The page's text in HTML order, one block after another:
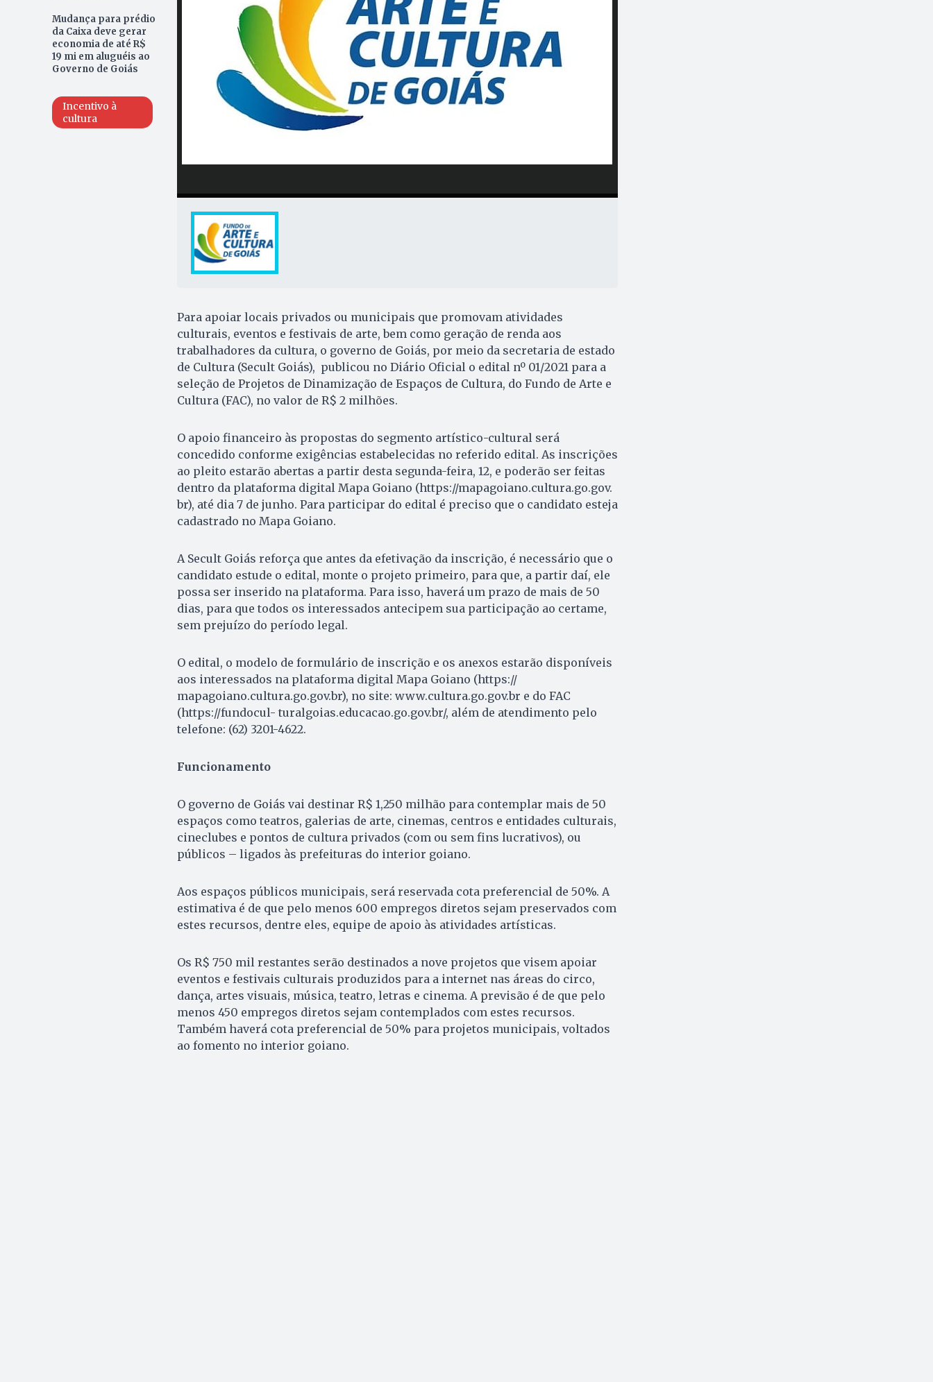
Mudança para prédio
da Caixa deve gerar
economia de até R$
19 mi em aluguéis ao
Governo de Goiás
Incentivo à
cultura
Para apoiar locais privados ou municipais que promovam atividades
culturais, eventos e festivais de arte, bem como geração de renda aos
trabalhadores da cultura, o governo de Goiás, por meio da secretaria de estado
de Cultura (Secult Goiás), publicou no Diário Oficial o edital nº 01/2021 para a
seleção de Projetos de Dinamização de Espaços de Cultura, do Fundo de Arte e
Cultura (FAC), no valor de R$ 2 milhões.
O apoio financeiro às propostas do segmento artístico-cultural será
concedido conforme exigências estabelecidas no referido edital. As inscrições
ao pleito estarão abertas a partir desta segunda-feira, 12, e poderão ser feitas
dentro da plataforma digital Mapa Goiano (https://mapagoiano.cultura.go.gov.
br), até dia 7 de junho. Para participar do edital é preciso que o candidato esteja
cadastrado no Mapa Goiano.
A Secult Goiás reforça que antes da efetivação da inscrição, é necessário que o
candidato estude o edital, monte o projeto primeiro, para que, a partir daí, ele
possa ser inserido na plataforma. Para isso, haverá um prazo de mais de 50
dias, para que todos os interessados antecipem sua participação ao certame,
sem prejuízo do período legal.
O edital, o modelo de formulário de inscrição e os anexos estarão disponíveis
aos interessados na plataforma digital Mapa Goiano (https://
mapagoiano.cultura.go.gov.br), no site: www.cultura.go.gov.br e do FAC
(https://fundocul- turalgoias.educacao.go.gov.br/, além de atendimento pelo
telefone: (62) 3201-4622.
Funcionamento
O governo de Goiás vai destinar R$ 1,250 milhão para contemplar mais de 50
espaços como teatros, galerias de arte, cinemas, centros e entidades culturais,
cineclubes e pontos de cultura privados (com ou sem fins lucrativos), ou
públicos – ligados às prefeituras do interior goiano.
Aos espaços públicos municipais, será reservada cota preferencial de 50%. A
estimativa é de que pelo menos 600 empregos diretos sejam preservados com
estes recursos, dentre eles, equipe de apoio às atividades artísticas.
Os R$ 750 mil restantes serão destinados a nove projetos que visem apoiar
eventos e festivais culturais produzidos para a internet nas áreas do circo,
dança, artes visuais, música, teatro, letras e cinema. A previsão é de que pelo
menos 450 empregos diretos sejam contemplados com estes recursos.
Também haverá cota preferencial de 50% para projetos municipais, voltados
ao fomento no interior goiano.